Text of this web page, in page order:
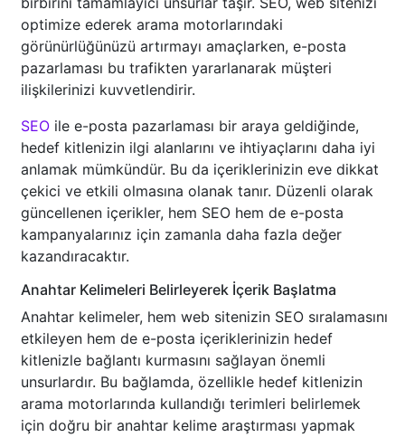
optimize ederek arama motorlarındaki
görünürlüğünüzü artırmayı amaçlarken, e-posta
pazarlaması bu trafikten yararlanarak müşteri
ilişkilerinizi kuvvetlendirir.
SEO ile e-posta pazarlaması bir araya geldiğinde,
hedef kitlenizin ilgi alanlarını ve ihtiyaçlarını daha iyi
anlamak mümkündür. Bu da içeriklerinizin eve dikkat
çekici ve etkili olmasına olanak tanır. Düzenli olarak
güncellenen içerikler, hem SEO hem de e-posta
kampanyalarınız için zamanla daha fazla değer
kazandıracaktır.
Anahtar Kelimeleri Belirleyerek İçerik Başlatma
Anahtar kelimeler, hem web sitenizin SEO sıralamasını
etkileyen hem de e-posta içeriklerinizin hedef
kitlenizle bağlantı kurmasını sağlayan önemli
unsurlardır. Bu bağlamda, özellikle hedef kitlenizin
arama motorlarında kullandığı terimleri belirlemek
için doğru bir anahtar kelime araştırması yapmak